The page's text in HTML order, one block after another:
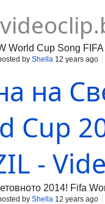
World Cup Song
by Shella 12 years ago
на
Cup
-
2014! Fifa
by Shella 12 years ago